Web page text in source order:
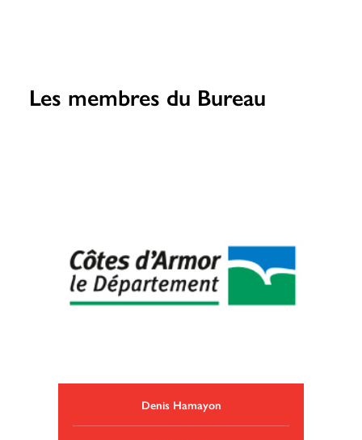
Les membres du Bureau
Denis Hamayon